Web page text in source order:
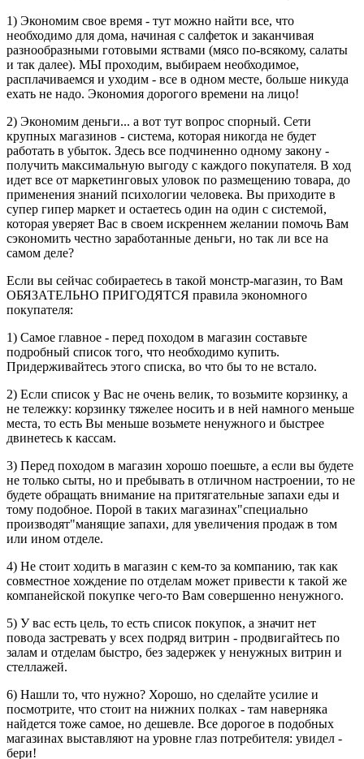
1) Экономим свое время - тут можно найти все, что
необходимо для дома, начиная с салфеток и заканчивая
разнообразными готовыми яствами (мясо по-всякому, салаты
и так далее). МЫ проходим, выбираем необходимое,
расплачиваемся и уходим - все в одном месте, больше никуда
ехать не надо. Экономия дорогого времени на лицо!
2) Экономим деньги... а вот тут вопрос спорный. Сети
крупных магазинов - система, которая никогда не будет
работать в убыток. Здесь все подчиненно одному закону -
получить максимальную выгоду с каждого покупателя. В ход
идет все от маркетинговых уловок по размещению товара, до
применения знаний психологии человека. Вы приходите в
супер гипер маркет и остаетесь один на один с системой,
которая уверяет Вас в своем искреннем желании помочь Вам
сэкономить честно заработанные деньги, но так ли все на
самом деле?
Если вы сейчас собираетесь в такой монстр-магазин, то Вам
ОБЯЗАТЕЛЬНО ПРИГОДЯТСЯ правила экономного
покупателя:
1) Самое главное - перед походом в магазин составьте
подробный список того, что необходимо купить.
Придерживайтесь этого списка, во что бы то не встало.
2) Если список у Вас не очень велик, то возьмите корзинку, а
не тележку: корзинку тяжелее носить и в ней намного меньше
места, то есть Вы меньше возьмете ненужного и быстрее
двинетесь к кассам.
3) Перед походом в магазин хорошо поешьте, а если вы будете
не только сыты, но и пребывать в отличном настроении, то не
будете обращать внимание на притягательные запахи еды и
тому подобное. Порой в таких магазинах"специально
производят"манящие запахи, для увеличения продаж в том
или ином отделе.
4) Не стоит ходить в магазин с кем-то за компанию, так как
совместное хождение по отделам может привести к такой же
компанейской покупке чего-то Вам совершенно ненужного.
5) У вас есть цель, то есть список покупок, а значит нет
повода застревать у всех подряд витрин - продвигайтесь по
залам и отделам быстро, без задержек у ненужных витрин и
стеллажей.
6) Нашли то, что нужно? Хорошо, но сделайте усилие и
посмотрите, что стоит на нижних полках - там наверняка
найдется тоже самое, но дешевле. Все дорогое в подобных
магазинах выставляют на уровне глаз потребителя: увидел -
бери!